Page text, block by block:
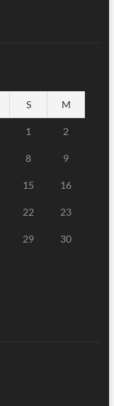
S M
1 2
8 9
15 16
22 23
29 30